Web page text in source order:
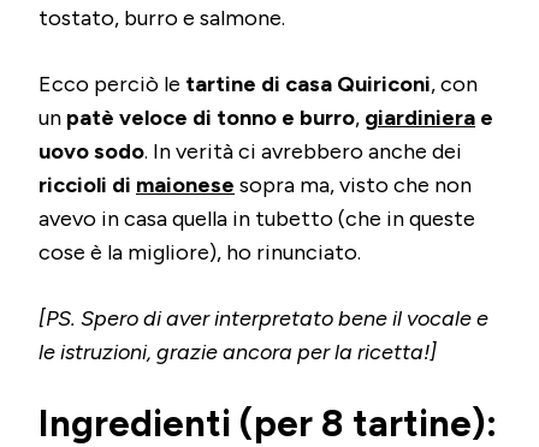
tostato, burro e salmone.
Ecco perciò le tartine di casa Quiriconi, con
un patè veloce di tonno e burro, giardiniera e
uovo sodo. In verità ci avrebbero anche dei
riccioli di maionese sopra ma, visto che non
avevo in casa quella in tubetto (che in queste
cose è la migliore), ho rinunciato.
[PS. Spero di aver interpretato bene il vocale e
le istruzioni, grazie ancora per la ricetta!]
Ingredienti (per 8 tartine):